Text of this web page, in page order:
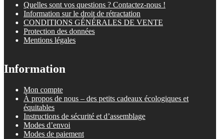
Quelles sont vos questions ? Contactez-nous !
Information sur le droit de rétractation
CONDITIONS GÉNÉRALES DE VENTE
Protection des données
Mentions légales
Information
Mon compte
À propos de nous – des petits cadeaux écologiques et
équitables
Instructions de sécurité et d’assemblage
Modes d’envoi
Modes de paiement